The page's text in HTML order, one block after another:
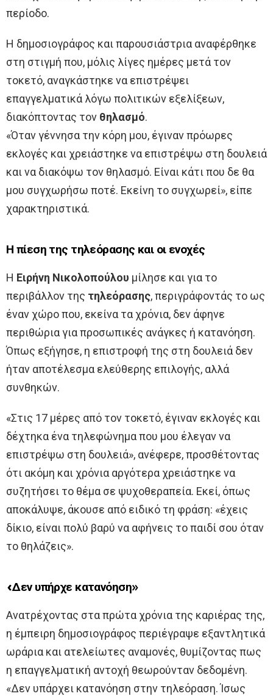
περίοδο.
Η δημοσιογράφος και παρουσιάστρια αναφέρθηκε
στη στιγμή που, μόλις λίγες ημέρες μετά τον
τοκετό, αναγκάστηκε να επιστρέψει
επαγγελματικά λόγω πολιτικών εξελίξεων,
διακόπτοντας τον θηλασμό.
«Όταν γέννησα την κόρη μου, έγιναν πρόωρες
εκλογές και χρειάστηκε να επιστρέψω στη δουλειά
και να διακόψω τον θηλασμό. Είναι κάτι που δε θα
μου συγχωρήσω ποτέ. Εκείνη το συγχωρεί», είπε
χαρακτηριστικά.
Η πίεση της τηλεόρασης και οι ενοχές
Η Ειρήνη Νικολοπούλου μίλησε και για το
περιβάλλον της τηλεόρασης, περιγράφοντάς το ως
έναν χώρο που, εκείνα τα χρόνια, δεν άφηνε
περιθώρια για προσωπικές ανάγκες ή κατανόηση.
Όπως εξήγησε, η επιστροφή της στη δουλειά δεν
ήταν αποτέλεσμα ελεύθερης επιλογής, αλλά
συνθηκών.
«Στις 17 μέρες από τον τοκετό, έγιναν εκλογές και
δέχτηκα ένα τηλεφώνημα που μου έλεγαν να
επιστρέψω στη δουλειά», ανέφερε, προσθέτοντας
ότι ακόμη και χρόνια αργότερα χρειάστηκε να
συζητήσει το θέμα σε ψυχοθεραπεία. Εκεί, όπως
αποκάλυψε, άκουσε από ειδικό τη φράση: «έχεις
δίκιο, είναι πολύ βαρύ να αφήνεις το παιδί σου όταν
το θηλάζεις».
«Δεν υπήρχε κατανόηση»
Ανατρέχοντας στα πρώτα χρόνια της καριέρας της,
η έμπειρη δημοσιογράφος περιέγραψε εξαντλητικά
ωράρια και ατελείωτες αναμονές, θυμίζοντας πως
η επαγγελματική αντοχή θεωρούνταν δεδομένη.
«Δεν υπάρχει κατανόηση στην τηλεόραση. Ίσως